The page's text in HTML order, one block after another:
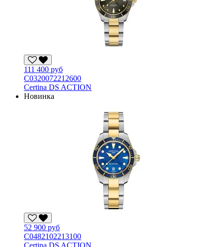
111 400 руб
С0320072212600
Certina DS ACTION
Новинка
52 900 руб
С0482102213100
Certina DS ACTION